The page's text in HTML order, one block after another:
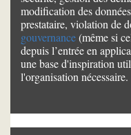
modification des
prestataire, violation de
gouvernance(même si
depuis l’entrée en
une base d'inspiration
l'organisation nécessaire.